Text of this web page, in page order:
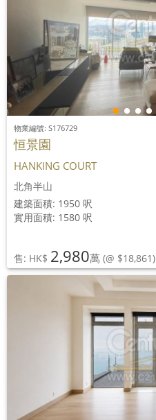
物業編號: S176729
恒景園
HANKING COURT
北角半山
建築面積: 1950 呎
實用面積: 1580 呎
售: HK$ 2,980萬 (@ $18,861)